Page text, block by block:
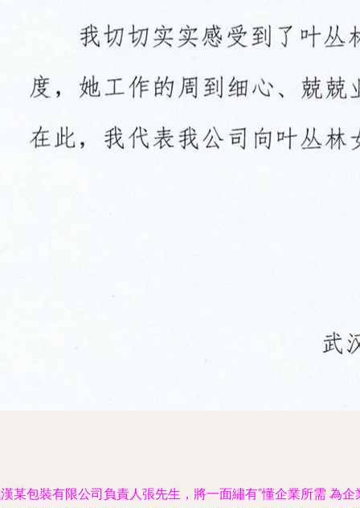
某包裝有限公司負責人張先生，將一面繡有“懂企業所需 為企